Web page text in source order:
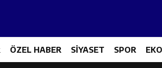
ÖZEL HABER SİYASET SPOR
Geleceğin Üreticileri Tarım Teknolojileriyle